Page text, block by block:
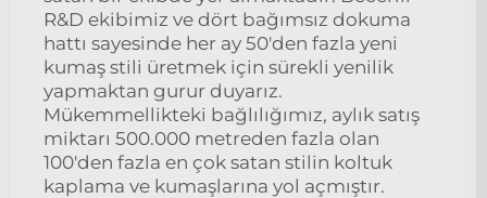
R&D ekibimiz ve dört bağımsız dokuma
hattı sayesinde her ay 50'den fazla yeni
kumaş stili üretmek için sürekli yenilik
yapmaktan gurur duyarız.
Mükemmellikteki bağlılığımız, aylık satış
miktarı 500.000 metreden fazla olan
100'den fazla en çok satan stilin koltuk
kaplama ve kumaşlarına yol açmıştır.